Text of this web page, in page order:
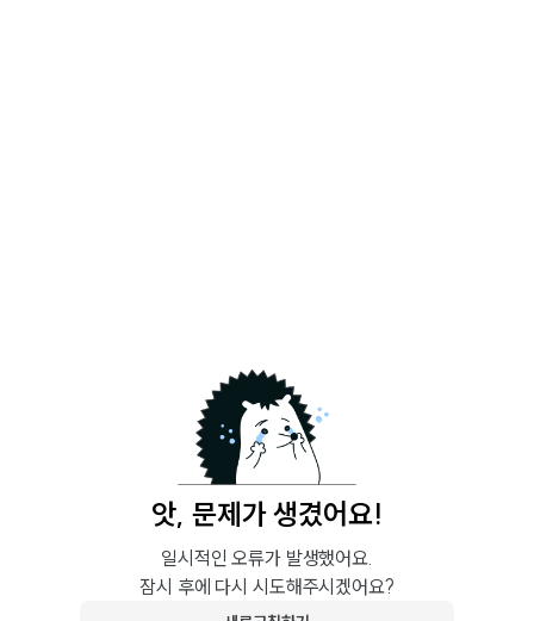
앗, 문제가 생겼어요!
일시적인 오류가 발생했어요.
잠시 후에 다시 시도해주시겠어요?